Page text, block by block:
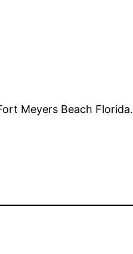
Meyers Beach Florida.